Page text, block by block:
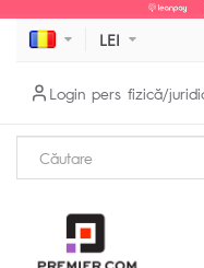
LEI
Login pers fizică/